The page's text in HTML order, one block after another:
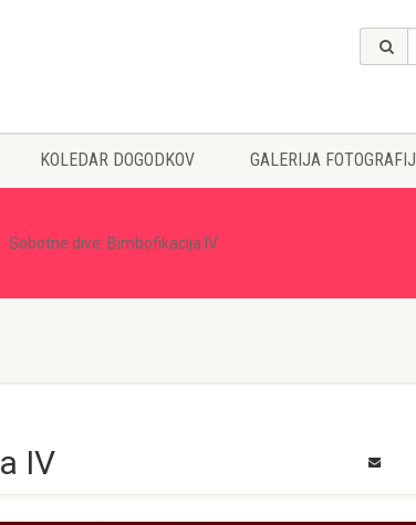
KOLEDAR DOGODKOV GALERIJA FOTOGRAFIJ
Sobotne dive: Bimbofikacija IV
IV